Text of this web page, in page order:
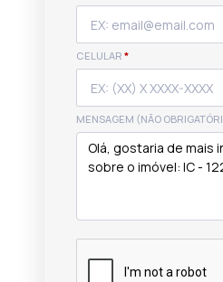
CELULAR *
MENSAGEM (NÃO